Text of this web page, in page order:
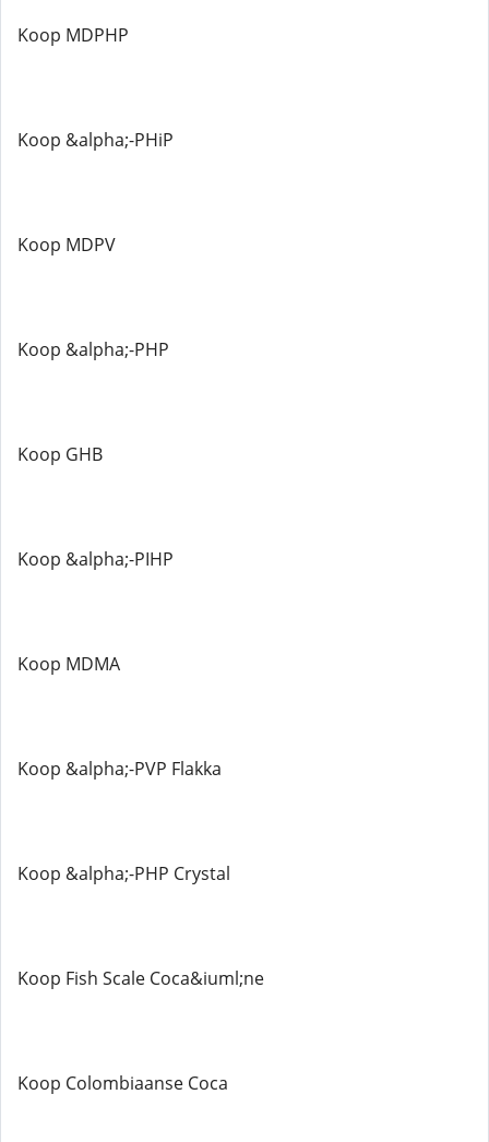
Koop MDPHP
Koop &alpha;-PHiP
Koop MDPV
Koop &alpha;-PHP
Koop GHB
Koop &alpha;-PIHP
Koop MDMA
Koop &alpha;-PVP Flakka
Koop &alpha;-PHP Crystal
Koop Fish Scale Coca&iuml;ne
Koop Colombiaanse Coca